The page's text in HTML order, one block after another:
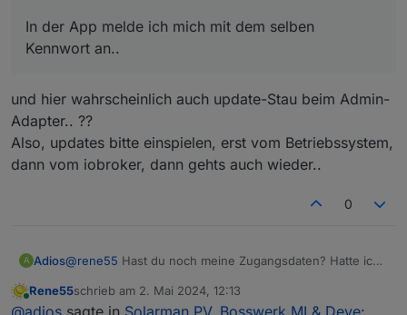
In der App melde ich mich mit dem selben
Kennwort an..
und hier wahrscheinlich auch update-Stau beim Admin-
Adapter.. ??
Also, updates bitte einspielen, erst vom Betriebssystem,
dann vom iobroker, dann gehts auch wieder..
0
A Adios@rene55 Hast du noch meine Zugangsdaten? Hatte ich
die in deiner Umgebung? Ich kann die gerne nochmal
alle Daten zur Verfügung stellen... Aber ich bekomme
Online
Rene55schrieb am 2. Mai 2024, 12:13
zuletzt editiert von